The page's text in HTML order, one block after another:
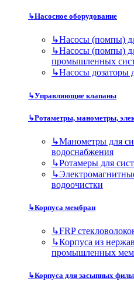
↳Насосное оборудование
↳Насосы (помпы)
↳Насосы (помпы)
промышленных
↳Насосы дозаторы
↳Управляющие клапаны
↳Ротаметры, манометры,
↳Манометры для
водоснабжения
↳Ротамеры для
↳
водоочистки
↳Корпуса мембран
↳FRP
↳Корпуса из
промышленных
↳Корпуса для засыпных